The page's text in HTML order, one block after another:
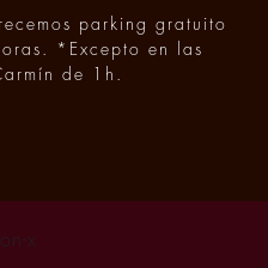
parking gratuito
*Excepto en las
de 1h.